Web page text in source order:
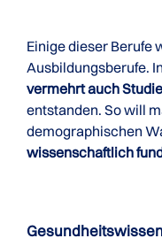
Einige dieser Berufe
Ausbildungsberufe.
vermehrt auch
entstanden. So will
demographischen
wissenschaftlich